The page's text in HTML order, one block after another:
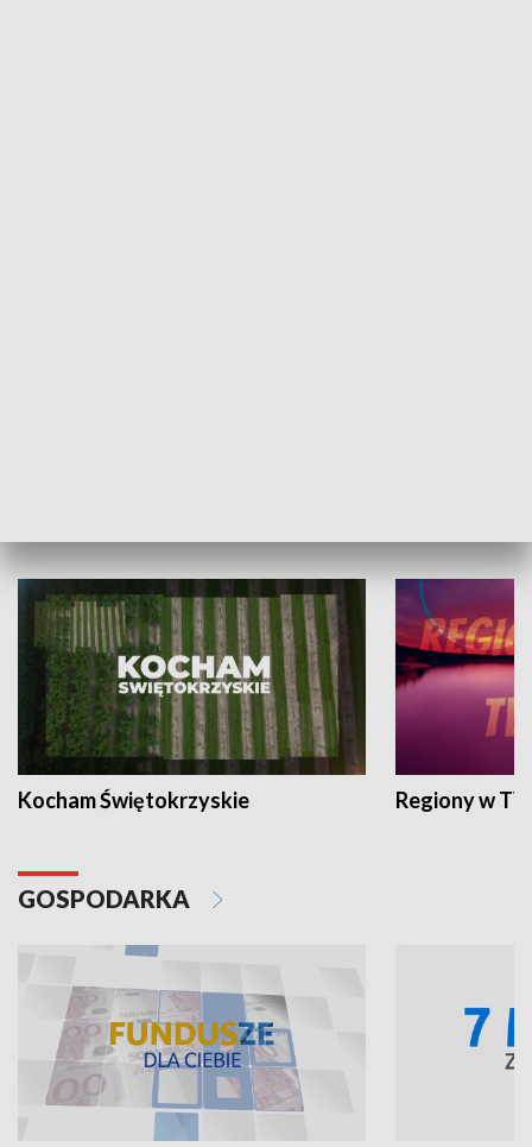
Kocham Świętokrzyskie Regiony w
GOSPODARKA